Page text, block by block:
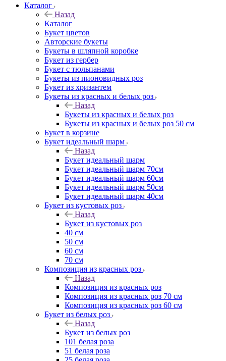
Каталог
Назад
Каталог
Букет цветов
Авторские букеты
Букеты в шляпной коробке
Букет из гербер
Букет с тюльпанами
Букеты из пионовидных роз
Букет из хризантем
Букеты из красных и белых роз
Назад
Букеты из красных и белых роз
Букеты из красных и белых роз 50 см
Букет в корзине
Букет идеальный шарм
Назад
Букет идеальный шарм
Букет идеальный шарм 70см
Букет идеальный шарм 60см
Букет идеальный шарм 50см
Букет идеальный шарм 40см
Букет из кустовых роз
Назад
Букет из кустовых роз
40 см
50 см
60 см
70 см
Композиция из красных роз
Назад
Композиция из красных роз
Композиция из красных роз 70 см
Композиция из красных роз 60 см
Букет из белых роз
Назад
Букет из белых роз
101 белая роза
51 белая роза